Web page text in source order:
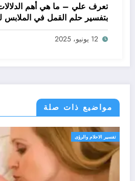
تعرف علي – ما هي أهم
بتفسير حلم القمل في الملابس
ابن سيرين؟ – بالتفصيل
12 يونيو، 2025
مواضيع ذات صلة
تفسير الاحلام والرؤى